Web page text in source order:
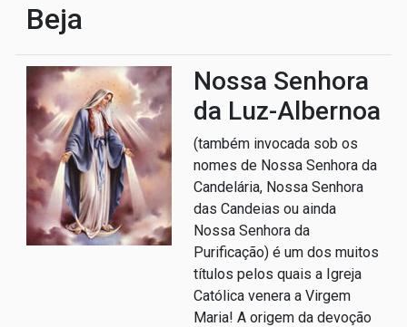
Beja
Nossa Senhora
da Luz-Albernoa
(também invocada sob os
nomes de Nossa Senhora da
Candelária, Nossa Senhora
das Candeias ou ainda
Nossa Senhora da
Purificação) é um dos muitos
títulos pelos quais a Igreja
Católica venera a Virgem
Maria! A origem da devoção